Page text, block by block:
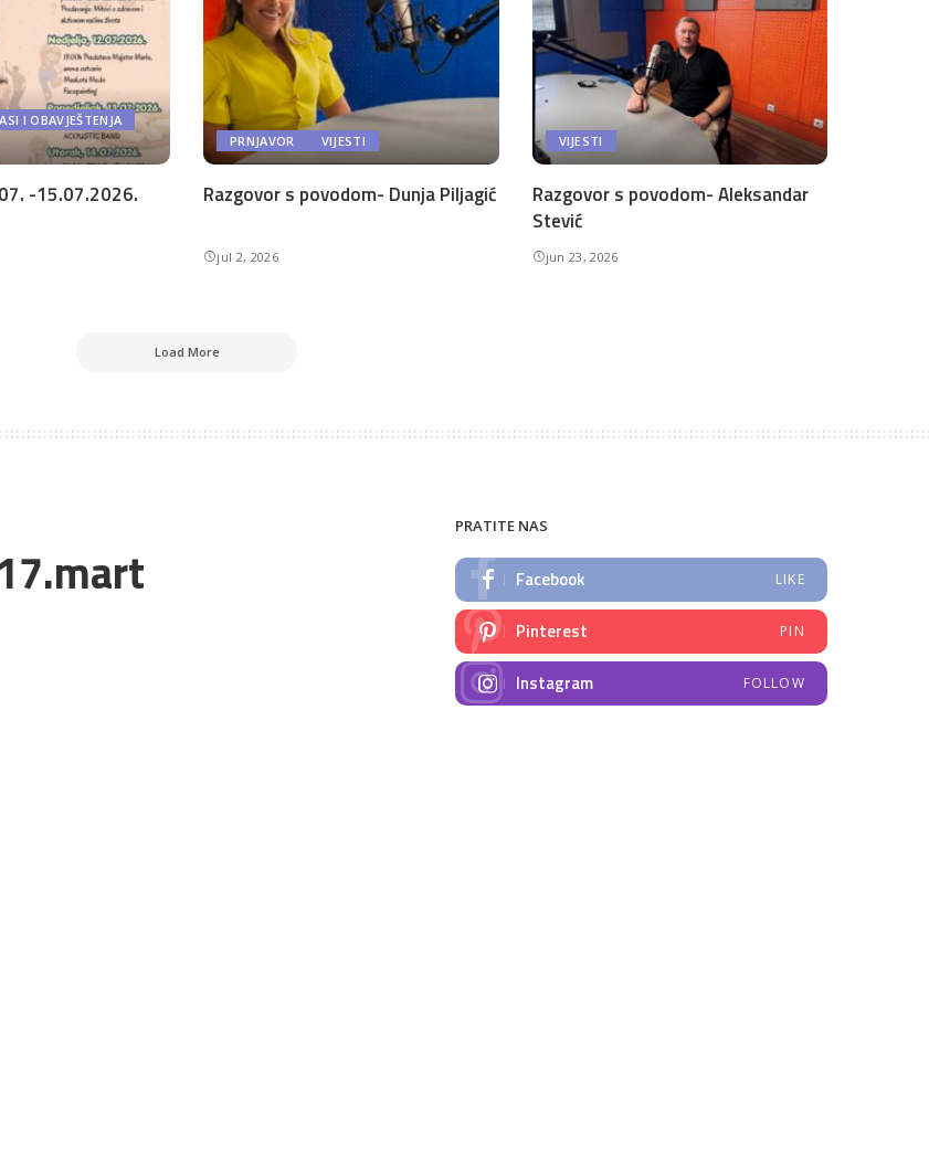
I OBAVJEŠTENJA
-15.07.2026.
PRNJAVOR VIJESTI
Razgovor s povodom- Dunja Piljagić
jul 2, 2026
VIJESTI
Razgovor s povodom- Aleksandar
Stević
jun 23, 2026
Load More
PRATITE NAS
Facebook LIKE
Pinterest PIN
Instagram FOLLOW